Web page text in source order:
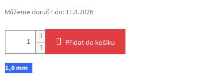
Můžeme doručit do: 11.8.2026
Přidat do košíku
1,0 mm